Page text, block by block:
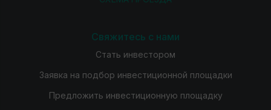
Свяжитесь с нами
Стать инвестором
Заявка на подбор инвестиционной площадки
Предложить инвестиционную площадку